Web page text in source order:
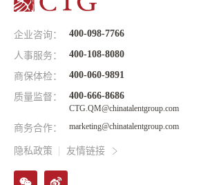
企业咨询： 400-098-7766
人事服务： 400-108-8080
商保体检： 400-060-9891
质量监督： 400-666-8686
CTG.QM@chinatalentgroup.com
商务合作： marketing@chinatalentgroup.com
隐私政策 友情链接